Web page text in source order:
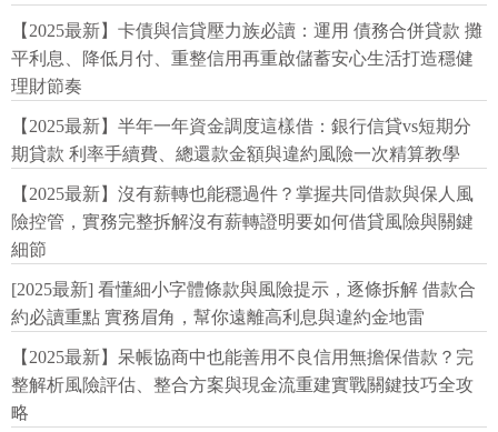
【2025最新】卡債與信貸壓力族必讀：運用 債務合併貸款 攤
平利息、降低月付、重整信用再重啟儲蓄安心生活打造穩健
理財節奏
【2025最新】半年一年資金調度這樣借：銀行信貸vs短期分
期貸款 利率手續費、總還款金額與違約風險一次精算教學
【2025最新】沒有薪轉也能穩過件？掌握共同借款與保人風
險控管，實務完整拆解沒有薪轉證明要如何借貸風險與關鍵
細節
[2025最新] 看懂細小字體條款與風險提示，逐條拆解 借款合
約必讀重點 實務眉角，幫你遠離高利息與違約金地雷
【2025最新】呆帳協商中也能善用不良信用無擔保借款？完
整解析風險評估、整合方案與現金流重建實戰關鍵技巧全攻
略